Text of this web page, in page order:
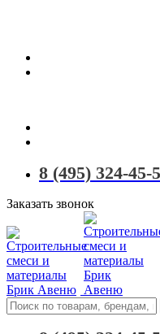
8 (495) 324-45-
Заказать звонок